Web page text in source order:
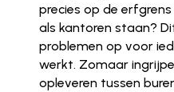
precies op de
als kantoren staan?
problemen op voor
werkt. Zomaar
opleveren tussen